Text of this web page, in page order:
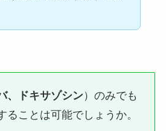
、ドキサゾシン）のみでも
ることは可能でしょうか。